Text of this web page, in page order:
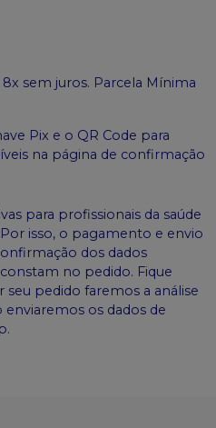
sem juros. Parcela Mínima
Pix e o QR Code para
na página de confirmação
para profissionais da saúde
isso, o pagamento e envio
dos dados
no pedido. Fique
pedido faremos a análise
os dados de